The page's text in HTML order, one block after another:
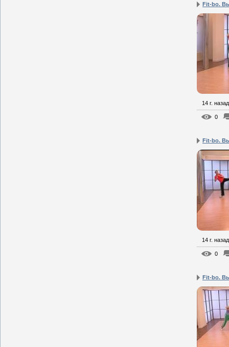
Fit-bo.
14 г. назад
0
Fit-bo.
14 г. назад
0
Fit-bo.